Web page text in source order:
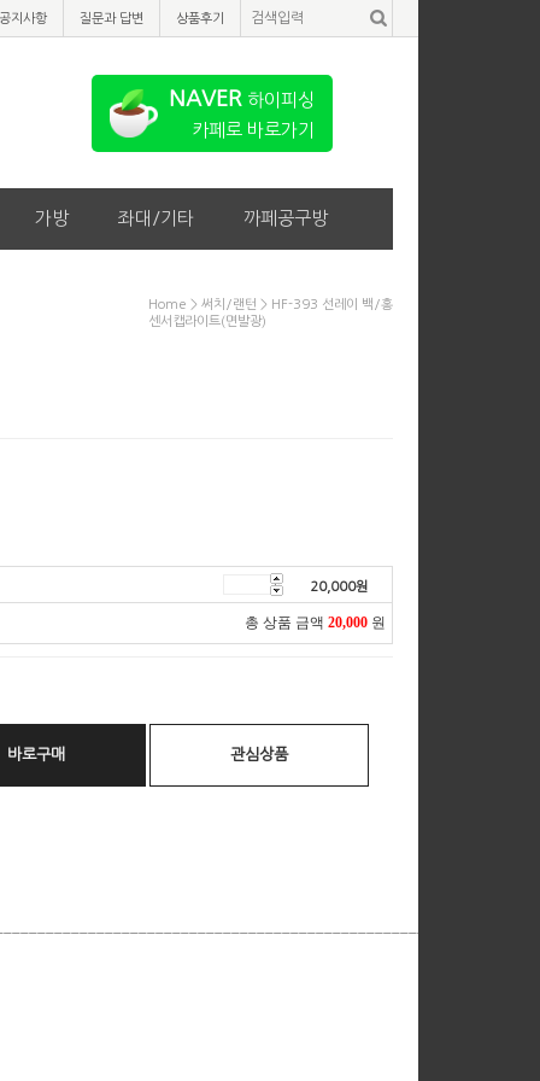
공지사항 질문과 답변 상품후기
가방 좌대/기타 까페공구방
NAVER 하이피싱
카페로 바로가기
Home > 써치/랜턴 > HF-393 선레이 백/홍
센서캡라이트(면발광)
20,000원
총 상품 금액 20,000 원
바로구매 관심상품